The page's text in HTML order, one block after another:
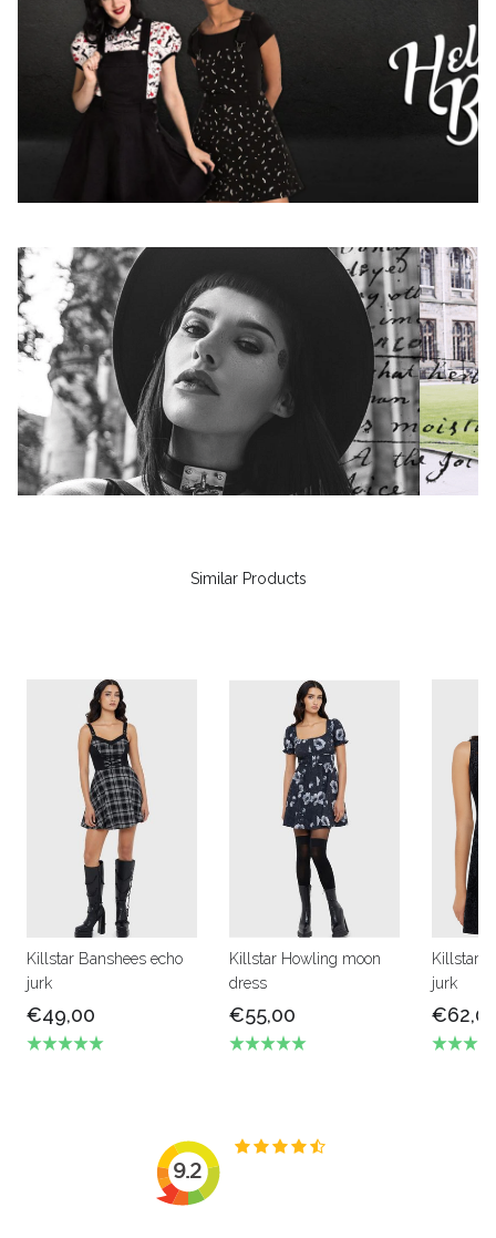
Similar Products
Killstar Banshees echo
jurk
€49,00
Killstar Howling moon
dress
€55,00
Killstar
jurk